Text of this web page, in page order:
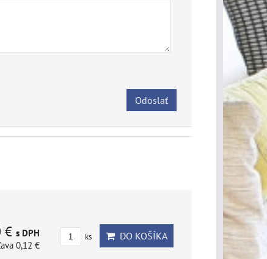
Odoslať
€ s DPH
0,12 €
ks DO KOŠÍKA